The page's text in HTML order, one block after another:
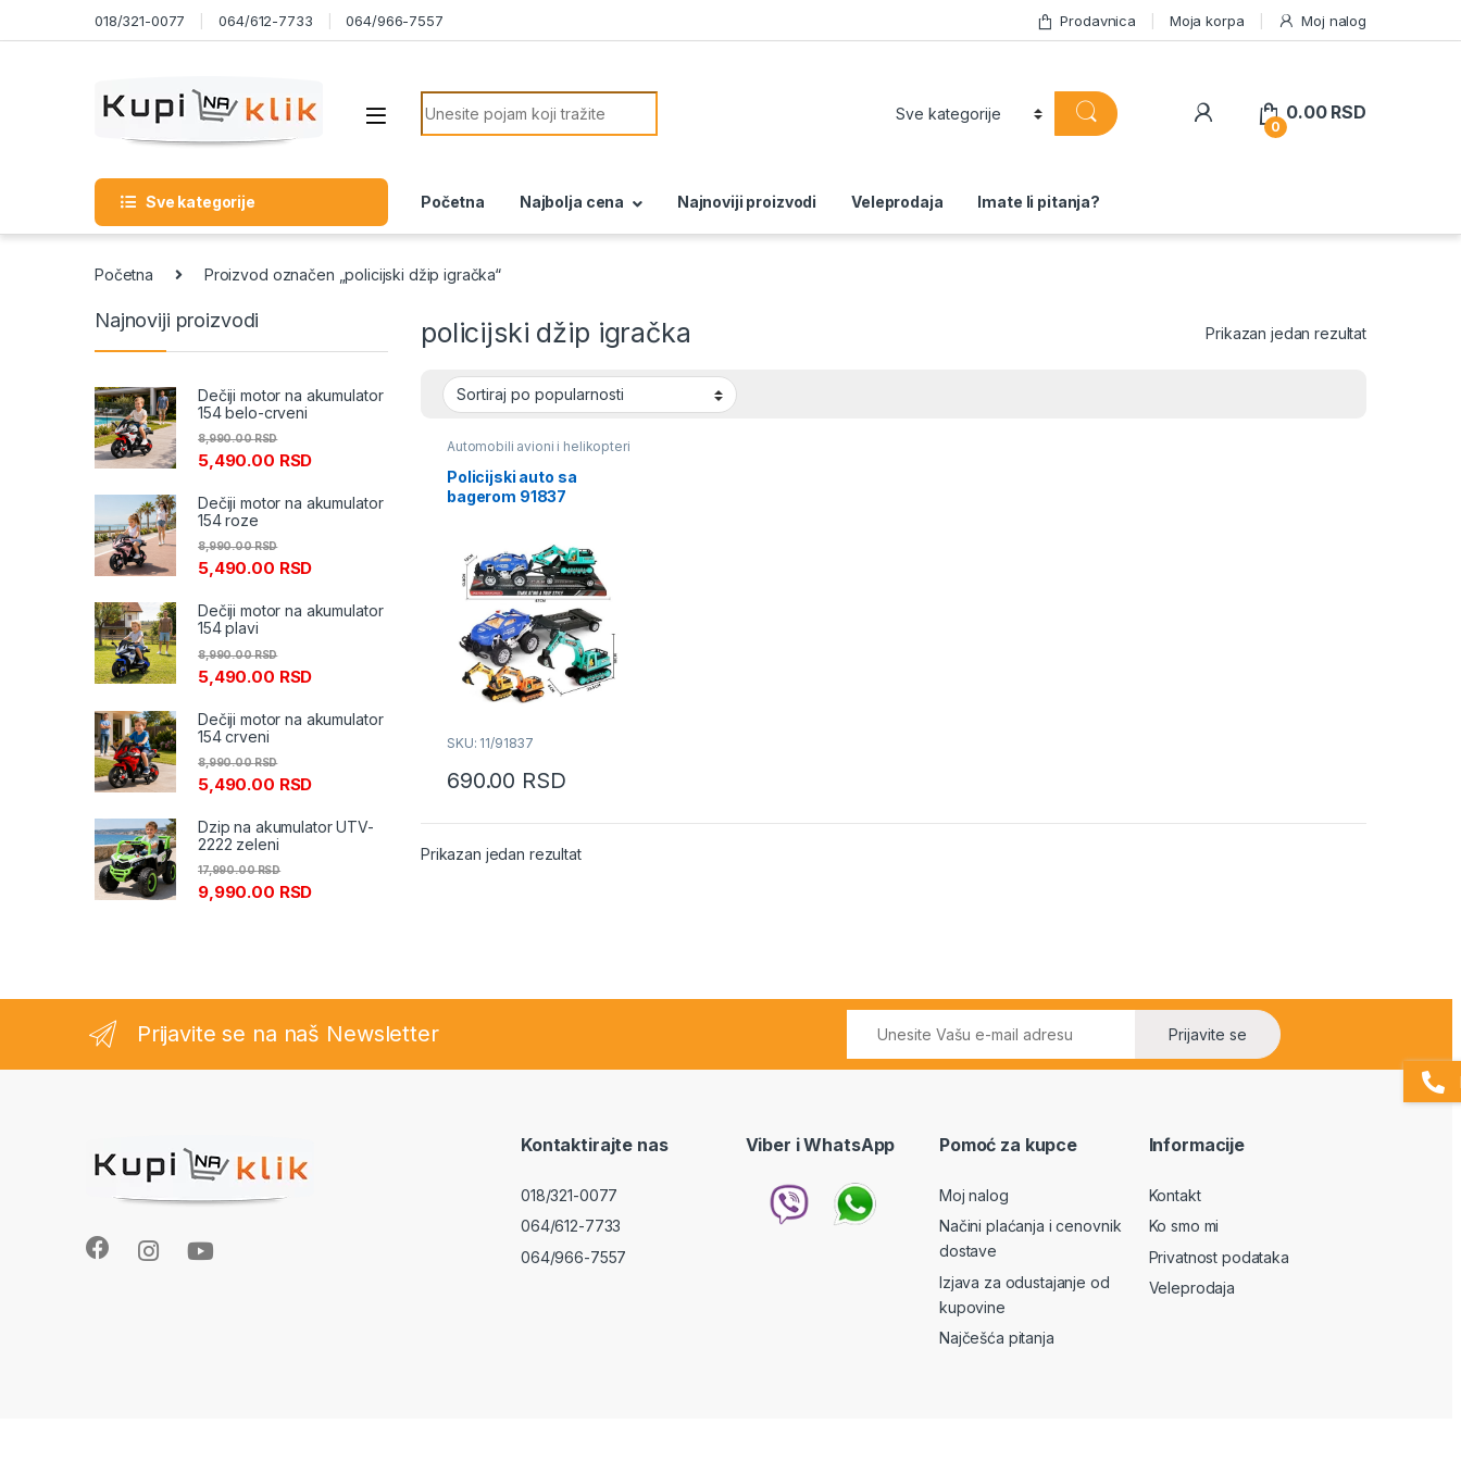
Skip to navigation018/321-0077 064/612-7733 064/966-7557 Prodavnica Moja korpa Moj nalog
Search for:
0
0.00 RSD
Sve kategorije Početna Najbolja cena Najnoviji proizvodi Veleprodaja Imate li pitanja?
Početna Proizvod označen „policijski džip igračka“
policijski džip igračka Prikazan jedan rezultat
Automobili avioni i helikopteri
Policijski auto sa
bagerom 91837
SKU: 11/91837
690.00 RSD
Prikazan jedan rezultat
Najnoviji proizvodi
Dečiji motor na akumulator
154 belo-crveni
5,490.00 RSD
8,990.00RSD
Dečiji motor na akumulator
154 roze
5,490.00 RSD
8,990.00RSD
Dečiji motor na akumulator
154 plavi
5,490.00 RSD
8,990.00RSD
Dečiji motor na akumulator
154 crveni
5,490.00 RSD
8,990.00RSD
Dzip na akumulator UTV-
2222 zeleni
9,990.00 RSD
17,990.00RSD
Prijavite se na naš Newsletter Prijavite se
Kontaktirajte nas
018/321-0077
064/612-7733
064/966-7557
Viber i WhatsApp Pomoć za kupce
Moj nalog
Načini plaćanja i cenovnik
dostave
Izjava za odustajanje od
kupovine
Najčešća pitanja
Informacije
Kontakt
Ko smo mi
Privatnost podataka
Veleprodaja